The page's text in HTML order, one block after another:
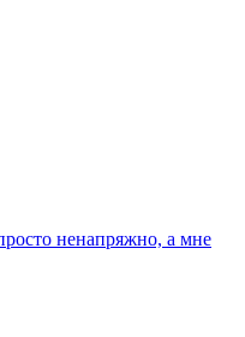
ненапряжно, а мне